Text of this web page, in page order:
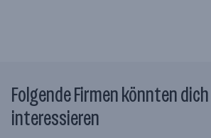
Folgende Firmen könnten
interessieren